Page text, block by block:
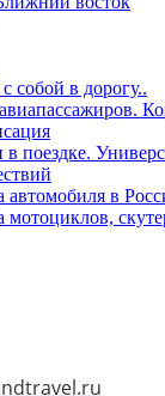
собой в дорогу..
в поездке.
автомобиля в
мотоциклов,